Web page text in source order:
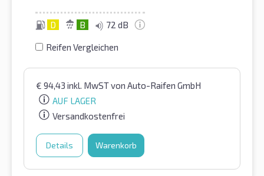
D B 72 dB
Reifen Vergleichen
€ 94,43 inkl. MwSTvon Auto-Raifen GmbH
AUF LAGER
Versandkostenfrei
Details Warenkorb